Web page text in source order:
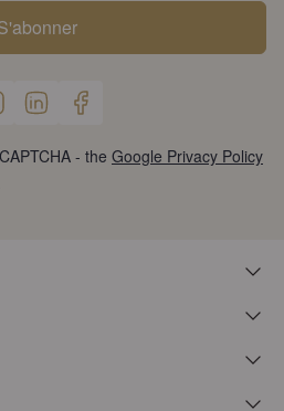
- the Google Privacy Policy